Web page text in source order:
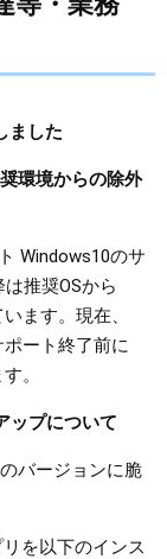
ました
環境からの除外
Windows10のサ
推奨OSから
ます。現在、
ート終了前に
。
ップについて
バージョンに脆
を以下のインス